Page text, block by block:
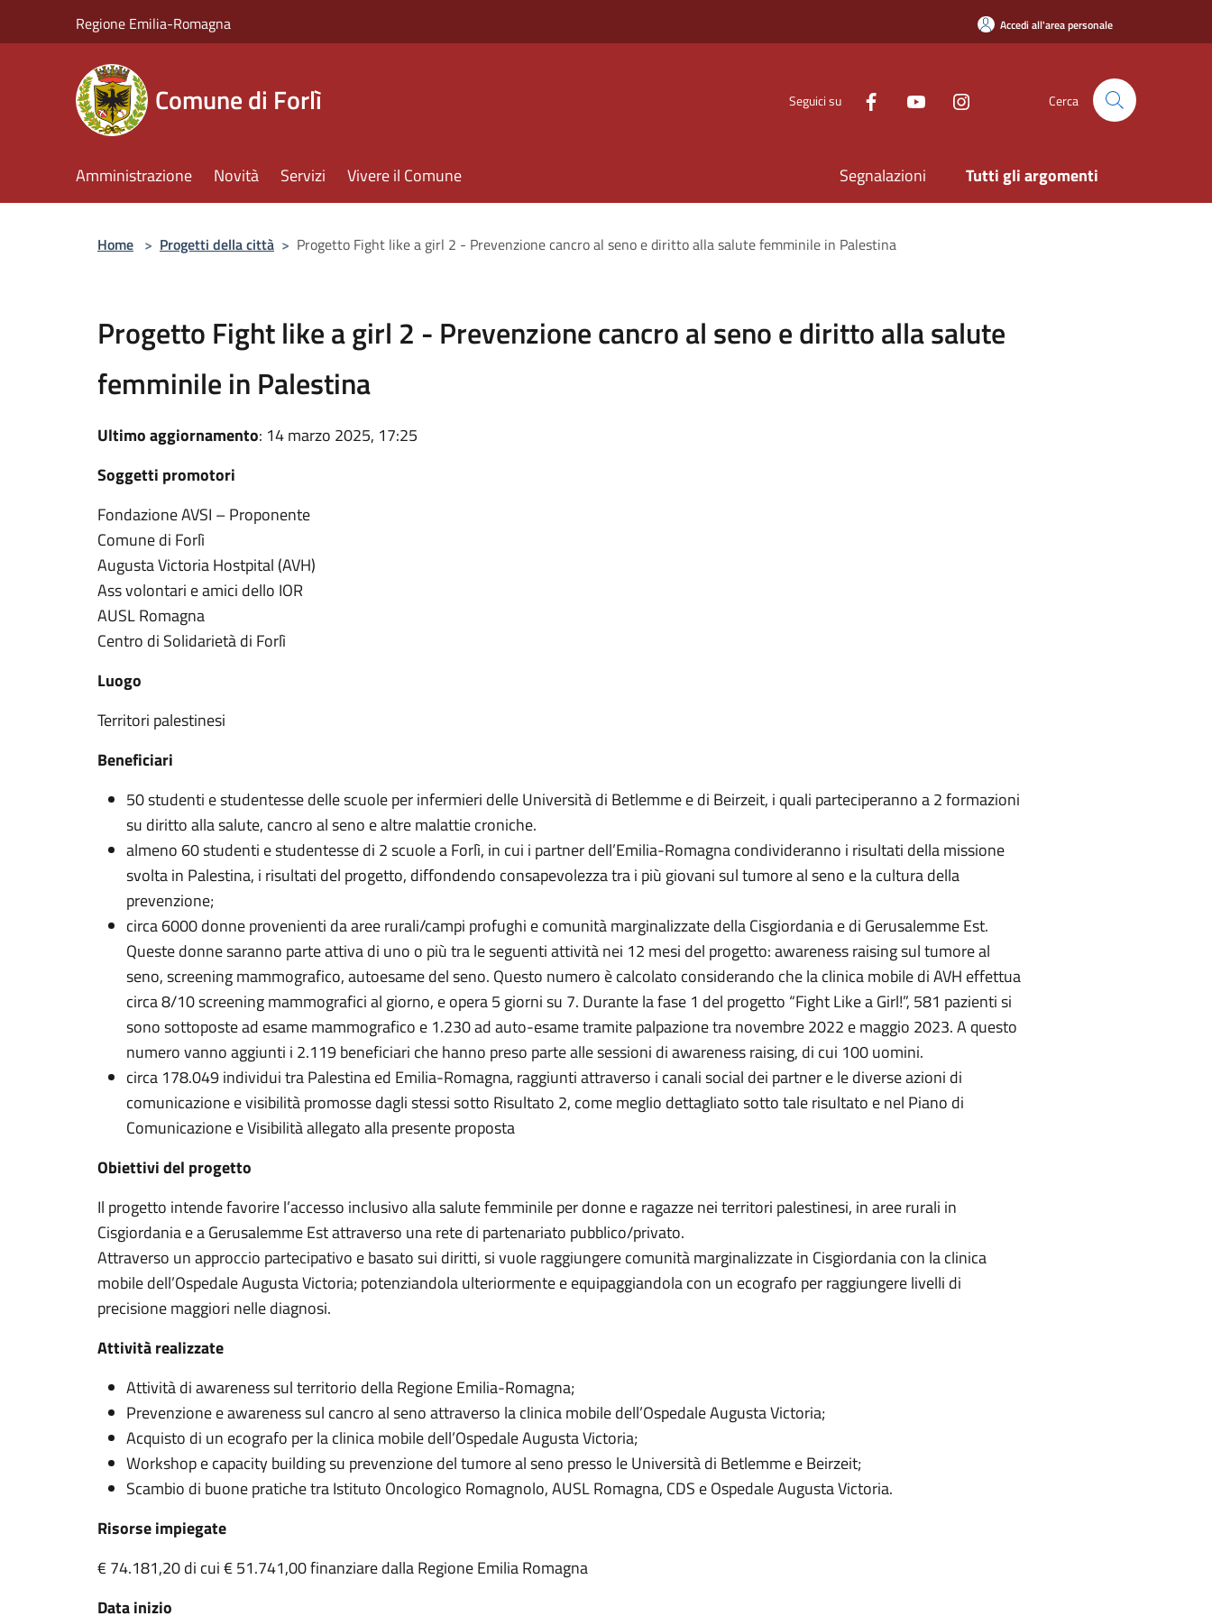
Regione Emilia-Romagna Accedi all'area personale
Comune di Forlì Seguici su Cerca
Amministrazione Novità Servizi Vivere il Comune Segnalazioni Tutti gli argomenti
Home > Progetti della città > Progetto Fight like a girl 2 - Prevenzione cancro al seno e diritto alla salute femminile in Palestina
Progetto Fight like a girl 2 - Prevenzione cancro al seno e diritto alla salute
femminile in Palestina
Ultimo aggiornamento: 14 marzo 2025, 17:25
Soggetti promotori
Fondazione AVSI – Proponente
Comune di Forlì
Augusta Victoria Hostpital (AVH)
Ass volontari e amici dello IOR
AUSL Romagna
Centro di Solidarietà di Forlì
Luogo
Territori palestinesi
Beneficiari
50 studenti e studentesse delle scuole per infermieri delle Università di Betlemme e di Beirzeit, i quali parteciperanno a 2 formazioni
su diritto alla salute, cancro al seno e altre malattie croniche.
almeno 60 studenti e studentesse di 2 scuole a Forlì, in cui i partner dell’Emilia-Romagna condivideranno i risultati della missione
svolta in Palestina, i risultati del progetto, diffondendo consapevolezza tra i più giovani sul tumore al seno e la cultura della
prevenzione;
circa 6000 donne provenienti da aree rurali/campi profughi e comunità marginalizzate della Cisgiordania e di Gerusalemme Est.
Queste donne saranno parte attiva di uno o più tra le seguenti attività nei 12 mesi del progetto: awareness raising sul tumore al
seno, screening mammografico, autoesame del seno. Questo numero è calcolato considerando che la clinica mobile di AVH effettua
circa 8/10 screening mammografici al giorno, e opera 5 giorni su 7. Durante la fase 1 del progetto “Fight Like a Girl!”, 581 pazienti si
sono sottoposte ad esame mammografico e 1.230 ad auto-esame tramite palpazione tra novembre 2022 e maggio 2023. A questo
numero vanno aggiunti i 2.119 beneficiari che hanno preso parte alle sessioni di awareness raising, di cui 100 uomini.
circa 178.049 individui tra Palestina ed Emilia-Romagna, raggiunti attraverso i canali social dei partner e le diverse azioni di
comunicazione e visibilità promosse dagli stessi sotto Risultato 2, come meglio dettagliato sotto tale risultato e nel Piano di
Comunicazione e Visibilità allegato alla presente proposta
Obiettivi del progetto
Il progetto intende favorire l’accesso inclusivo alla salute femminile per donne e ragazze nei territori palestinesi, in aree rurali in
Cisgiordania e a Gerusalemme Est attraverso una rete di partenariato pubblico/privato.
Attraverso un approccio partecipativo e basato sui diritti, si vuole raggiungere comunità marginalizzate in Cisgiordania con la clinica
mobile dell’Ospedale Augusta Victoria; potenziandola ulteriormente e equipaggiandola con un ecografo per raggiungere livelli di
precisione maggiori nelle diagnosi.
Attività realizzate
Attività di awareness sul territorio della Regione Emilia-Romagna;
Prevenzione e awareness sul cancro al seno attraverso la clinica mobile dell’Ospedale Augusta Victoria;
Acquisto di un ecografo per la clinica mobile dell’Ospedale Augusta Victoria;
Workshop e capacity building su prevenzione del tumore al seno presso le Università di Betlemme e Beirzeit;
Scambio di buone pratiche tra Istituto Oncologico Romagnolo, AUSL Romagna, CDS e Ospedale Augusta Victoria.
Risorse impiegate
€ 74.181,20 di cui € 51.741,00 finanziare dalla Regione Emilia Romagna
Data inizio